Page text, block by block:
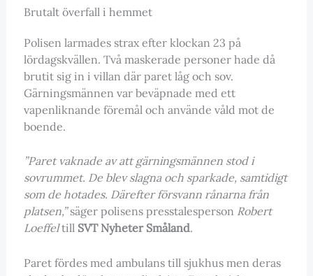
Brutalt överfall i hemmet
Polisen larmades strax efter klockan 23 på
lördagskvällen. Två maskerade personer hade då
brutit sig in i villan där paret låg och sov.
Gärningsmännen var beväpnade med ett
vapenliknande föremål och använde våld mot de
boende.
”Paret vaknade av att gärningsmännen stod i
sovrummet. De blev slagna och sparkade, samtidigt
som de hotades. Därefter försvann rånarna från
platsen,”säger polisens presstalesperson Robert
Loeffeltill SVT Nyheter Småland.
Paret fördes med ambulans till sjukhus men deras